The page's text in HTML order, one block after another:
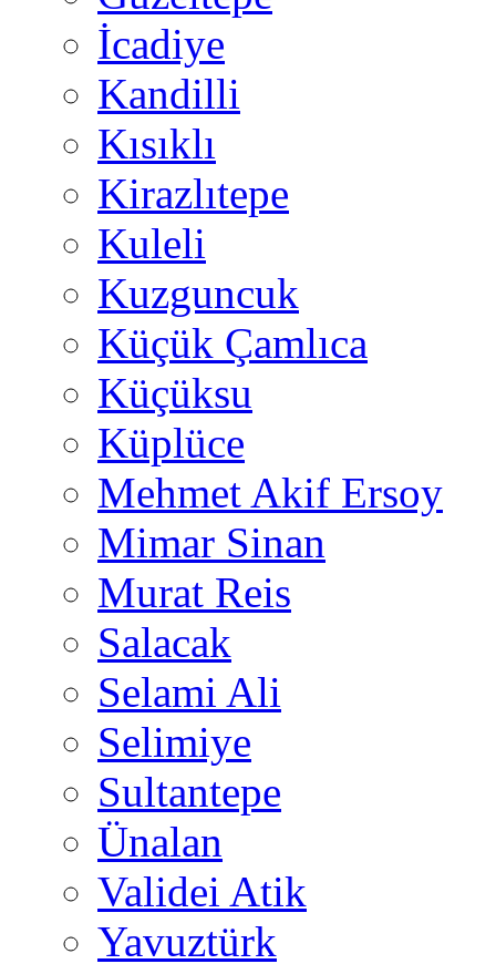
İcadiye
Kandilli
Kısıklı
Kirazlıtepe
Kuleli
Kuzguncuk
Küçük Çamlıca
Küçüksu
Küplüce
Mehmet Akif Ersoy
Mimar Sinan
Murat Reis
Salacak
Selami Ali
Selimiye
Sultantepe
Ünalan
Validei Atik
Yavuztürk